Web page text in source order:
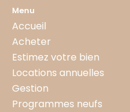
Menu
Accueil
Acheter
Estimez votre bien
Locations annuelles
Gestion
Programmes neufs